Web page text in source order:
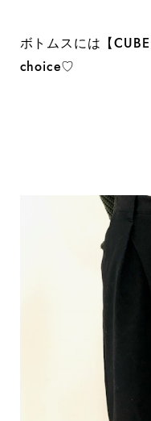
ボトムスには【
choice♡